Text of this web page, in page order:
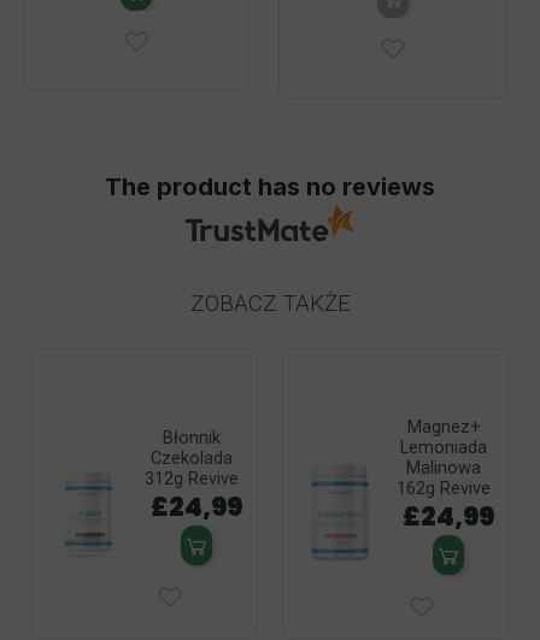
The product has no reviews
ZOBACZ TAKŻE
Błonnik
Czekolada
312g Revive
£24,99
Magnez+
Lemoniada
Malinowa
162g Revive
£24,99